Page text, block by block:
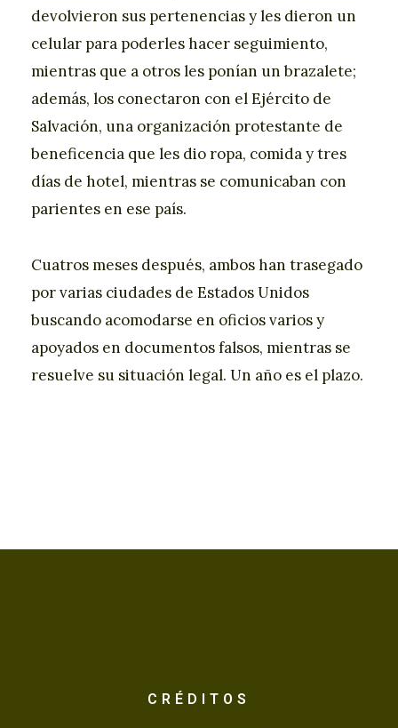
devolvieron sus pertenencias y les dieron un
celular para poderles hacer seguimiento,
mientras que a otros les ponían un brazalete;
además, los conectaron con el Ejército de
Salvación, una organización protestante de
beneficencia que les dio ropa, comida y tres
días de hotel, mientras se comunicaban con
parientes en ese país.
Cuatros meses después, ambos han trasegado
por varias ciudades de Estados Unidos
buscando acomodarse en oficios varios y
apoyados en documentos falsos, mientras se
resuelve su situación legal. Un año es el plazo.
CRÉDITOS